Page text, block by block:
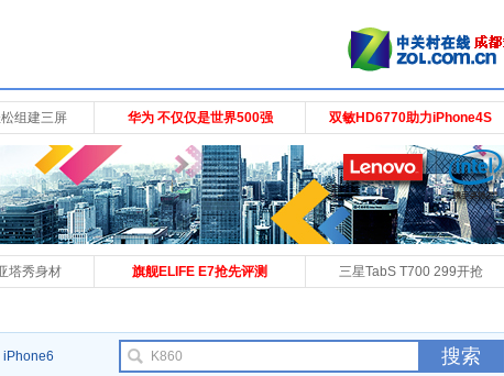
组建三屏 华为 不仅仅是世界500强 双敏HD6770助力iPhone4S
塔秀身材 旗舰ELIFE E7抢先评测 三星TabS T700 299开抢
iPhone6